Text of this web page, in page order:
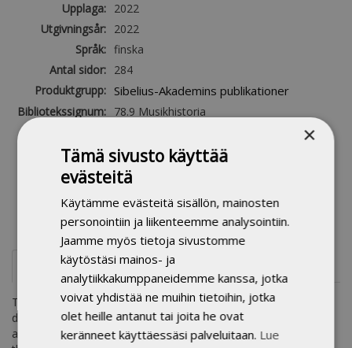
Upplaga: 2022
Utgivningsår: 2022
Språk: finska
Antal sidor: 284
Produktgrupp: Sibelius-Akademins publikationer
Bibliotekssignum: 78.9 Musikhistoria
finländsk
ontologi:
institutionaalistuminen
Ämnesord: history of music, institutionalization of
music, colonialism, musical practices,
musical institutions
Referat
This volume provides new insights into the impact of the
development of institutionalization on music, musical practices,
and society at large. It is divided into three thematic sections,
×
Tämä sivusto käyttää
evästeitä
Käytämme evästeitä sisällön, mainosten
personointiin ja liikenteemme analysointiin.
Jaamme myös tietoja sivustomme
käytöstäsi mainos- ja
analytiikkakumppaneidemme kanssa, jotka
voivat yhdistää ne muihin tietoihin, jotka
olet heille antanut tai joita he ovat
keränneet käyttäessäsi palveluitaan. Lue